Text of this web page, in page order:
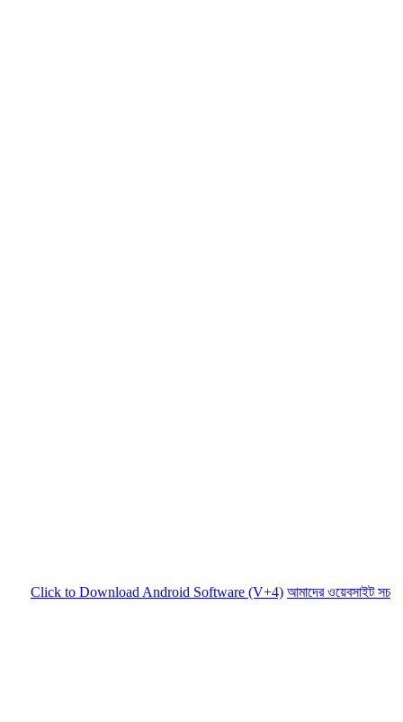
to Download Android Software (V+4) আমাদের ওয়েবসাইট সচল রাখতে